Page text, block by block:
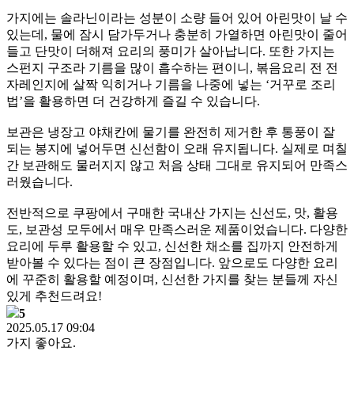
가지에는 솔라닌이라는 성분이 소량 들어 있어 아린맛이 날 수
있는데, 물에 잠시 담가두거나 충분히 가열하면 아린맛이 줄어
들고 단맛이 더해져 요리의 풍미가 살아납니다. 또한 가지는
스펀지 구조라 기름을 많이 흡수하는 편이니, 볶음요리 전 전
자레인지에 살짝 익히거나 기름을 나중에 넣는 ‘거꾸로 조리
법’을 활용하면 더 건강하게 즐길 수 있습니다.
보관은 냉장고 야채칸에 물기를 완전히 제거한 후 통풍이 잘
되는 봉지에 넣어두면 신선함이 오래 유지됩니다. 실제로 며칠
간 보관해도 물러지지 않고 처음 상태 그대로 유지되어 만족스
러웠습니다.
전반적으로 쿠팡에서 구매한 국내산 가지는 신선도, 맛, 활용
도, 보관성 모두에서 매우 만족스러운 제품이었습니다. 다양한
요리에 두루 활용할 수 있고, 신선한 채소를 집까지 안전하게
받아볼 수 있다는 점이 큰 장점입니다. 앞으로도 다양한 요리
에 꾸준히 활용할 예정이며, 신선한 가지를 찾는 분들께 자신
있게 추천드려요!
5
2025.05.17 09:04
가지 좋아요.